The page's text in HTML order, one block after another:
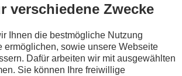
mit anderen Truckerinnen und